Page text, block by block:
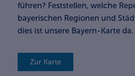
führen? Feststellen, welche
bayerischen Regionen und
dies ist unsere Bayern-Karte da.
Zur Karte